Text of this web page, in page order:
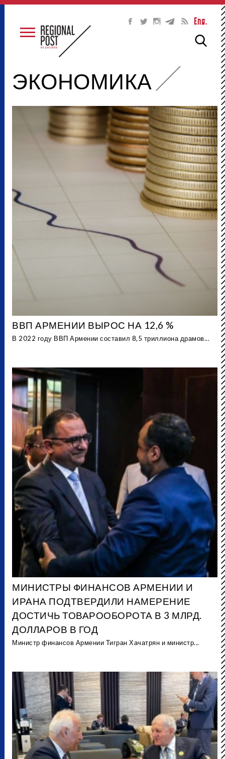
Eng.
ЭКОНОМИКА
ВВП АРМЕНИИ ВЫРОС НА 12,6 %
В 2022 году ВВП Армении составил 8,5 триллиона драмов...
МИНИСТРЫ ФИНАНСОВ АРМЕНИИ И
ИРАНА ПОДТВЕРДИЛИ НАМЕРЕНИЕ
ДОСТИЧЬ ТОВАРООБОРОТА В 3 МЛРД.
ДОЛЛАРОВ В ГОД
Министр финансов Армении Тигран Хачатрян и министр...